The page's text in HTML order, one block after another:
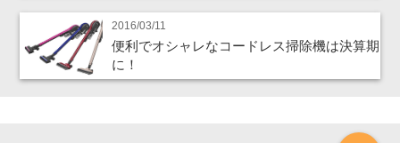
2016/03/11
便利でオシャレなコードレス掃除機は決算期
に！